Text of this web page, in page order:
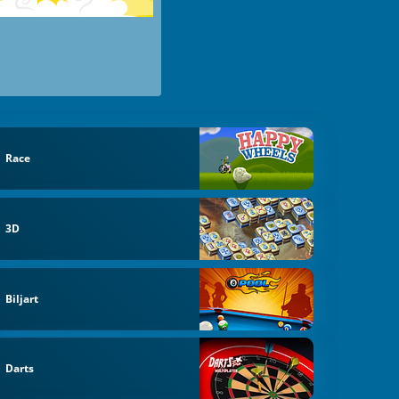
Race
3D
Biljart
Darts